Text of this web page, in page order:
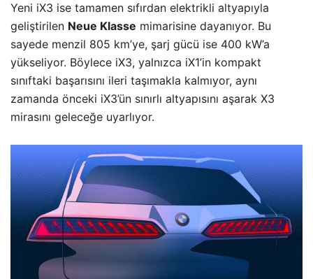
Yeni iX3 ise tamamen sıfırdan elektrikli altyapıyla
geliştirilen Neue Klasse mimarisine dayanıyor. Bu
sayede menzil 805 km’ye, şarj gücü ise 400 kW’a
yükseliyor. Böylece iX3, yalnızca iX1’in kompakt
sınıftaki başarısını ileri taşımakla kalmıyor, aynı
zamanda önceki iX3’ün sınırlı altyapısını aşarak X3
mirasını geleceğe uyarlıyor.